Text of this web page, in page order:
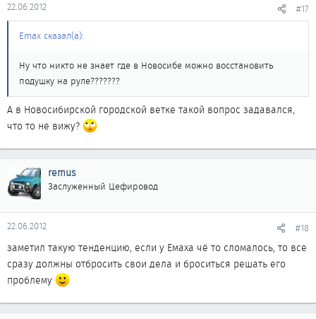
22.06.2012 #17
Emax сказал(а):
Ну что никто не знает где в Новосибе можно восстановить
подушку на руле???????
А в Новосибирской городской ветке такой вопрос задавался,
что то не вижу?
remus
Заслуженный Цефировод
22.06.2012 #18
заметил такую тенденцию, если у Емаха чё то сломалось, то все
сразу должны отбросить свои дела и броситься решать его
проблему